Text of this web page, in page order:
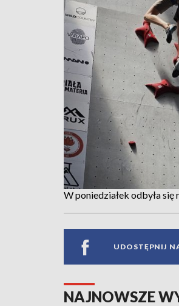
W poniedziałek odbyła
UDOSTĘPNIJ
NAJNOWSZE